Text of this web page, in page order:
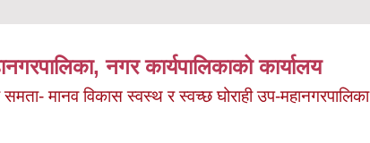
नगर कार्यपालिकाको कार्यालय
समता- मानव विकास स्वस्थ र स्वच्छ घोराही उप-महानगरपालिका